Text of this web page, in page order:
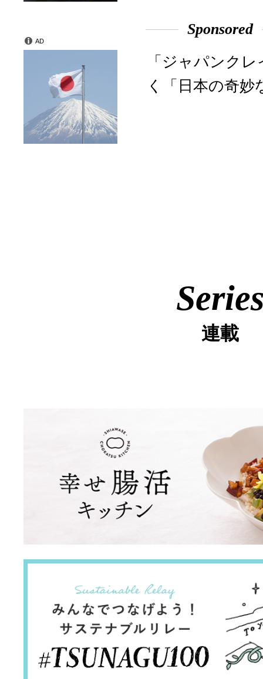
Sponsored
「ジャパンク
く「日本の奇妙
AD
連載